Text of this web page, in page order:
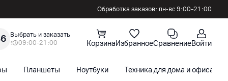
Обработка заказов: пн-вс 9:00–21:00
Выбрать и заказать
09:00-21:00
КорзинаИзбранноеСравнениеВойти
Планшеты Ноутбуки Техника для дома и офиса